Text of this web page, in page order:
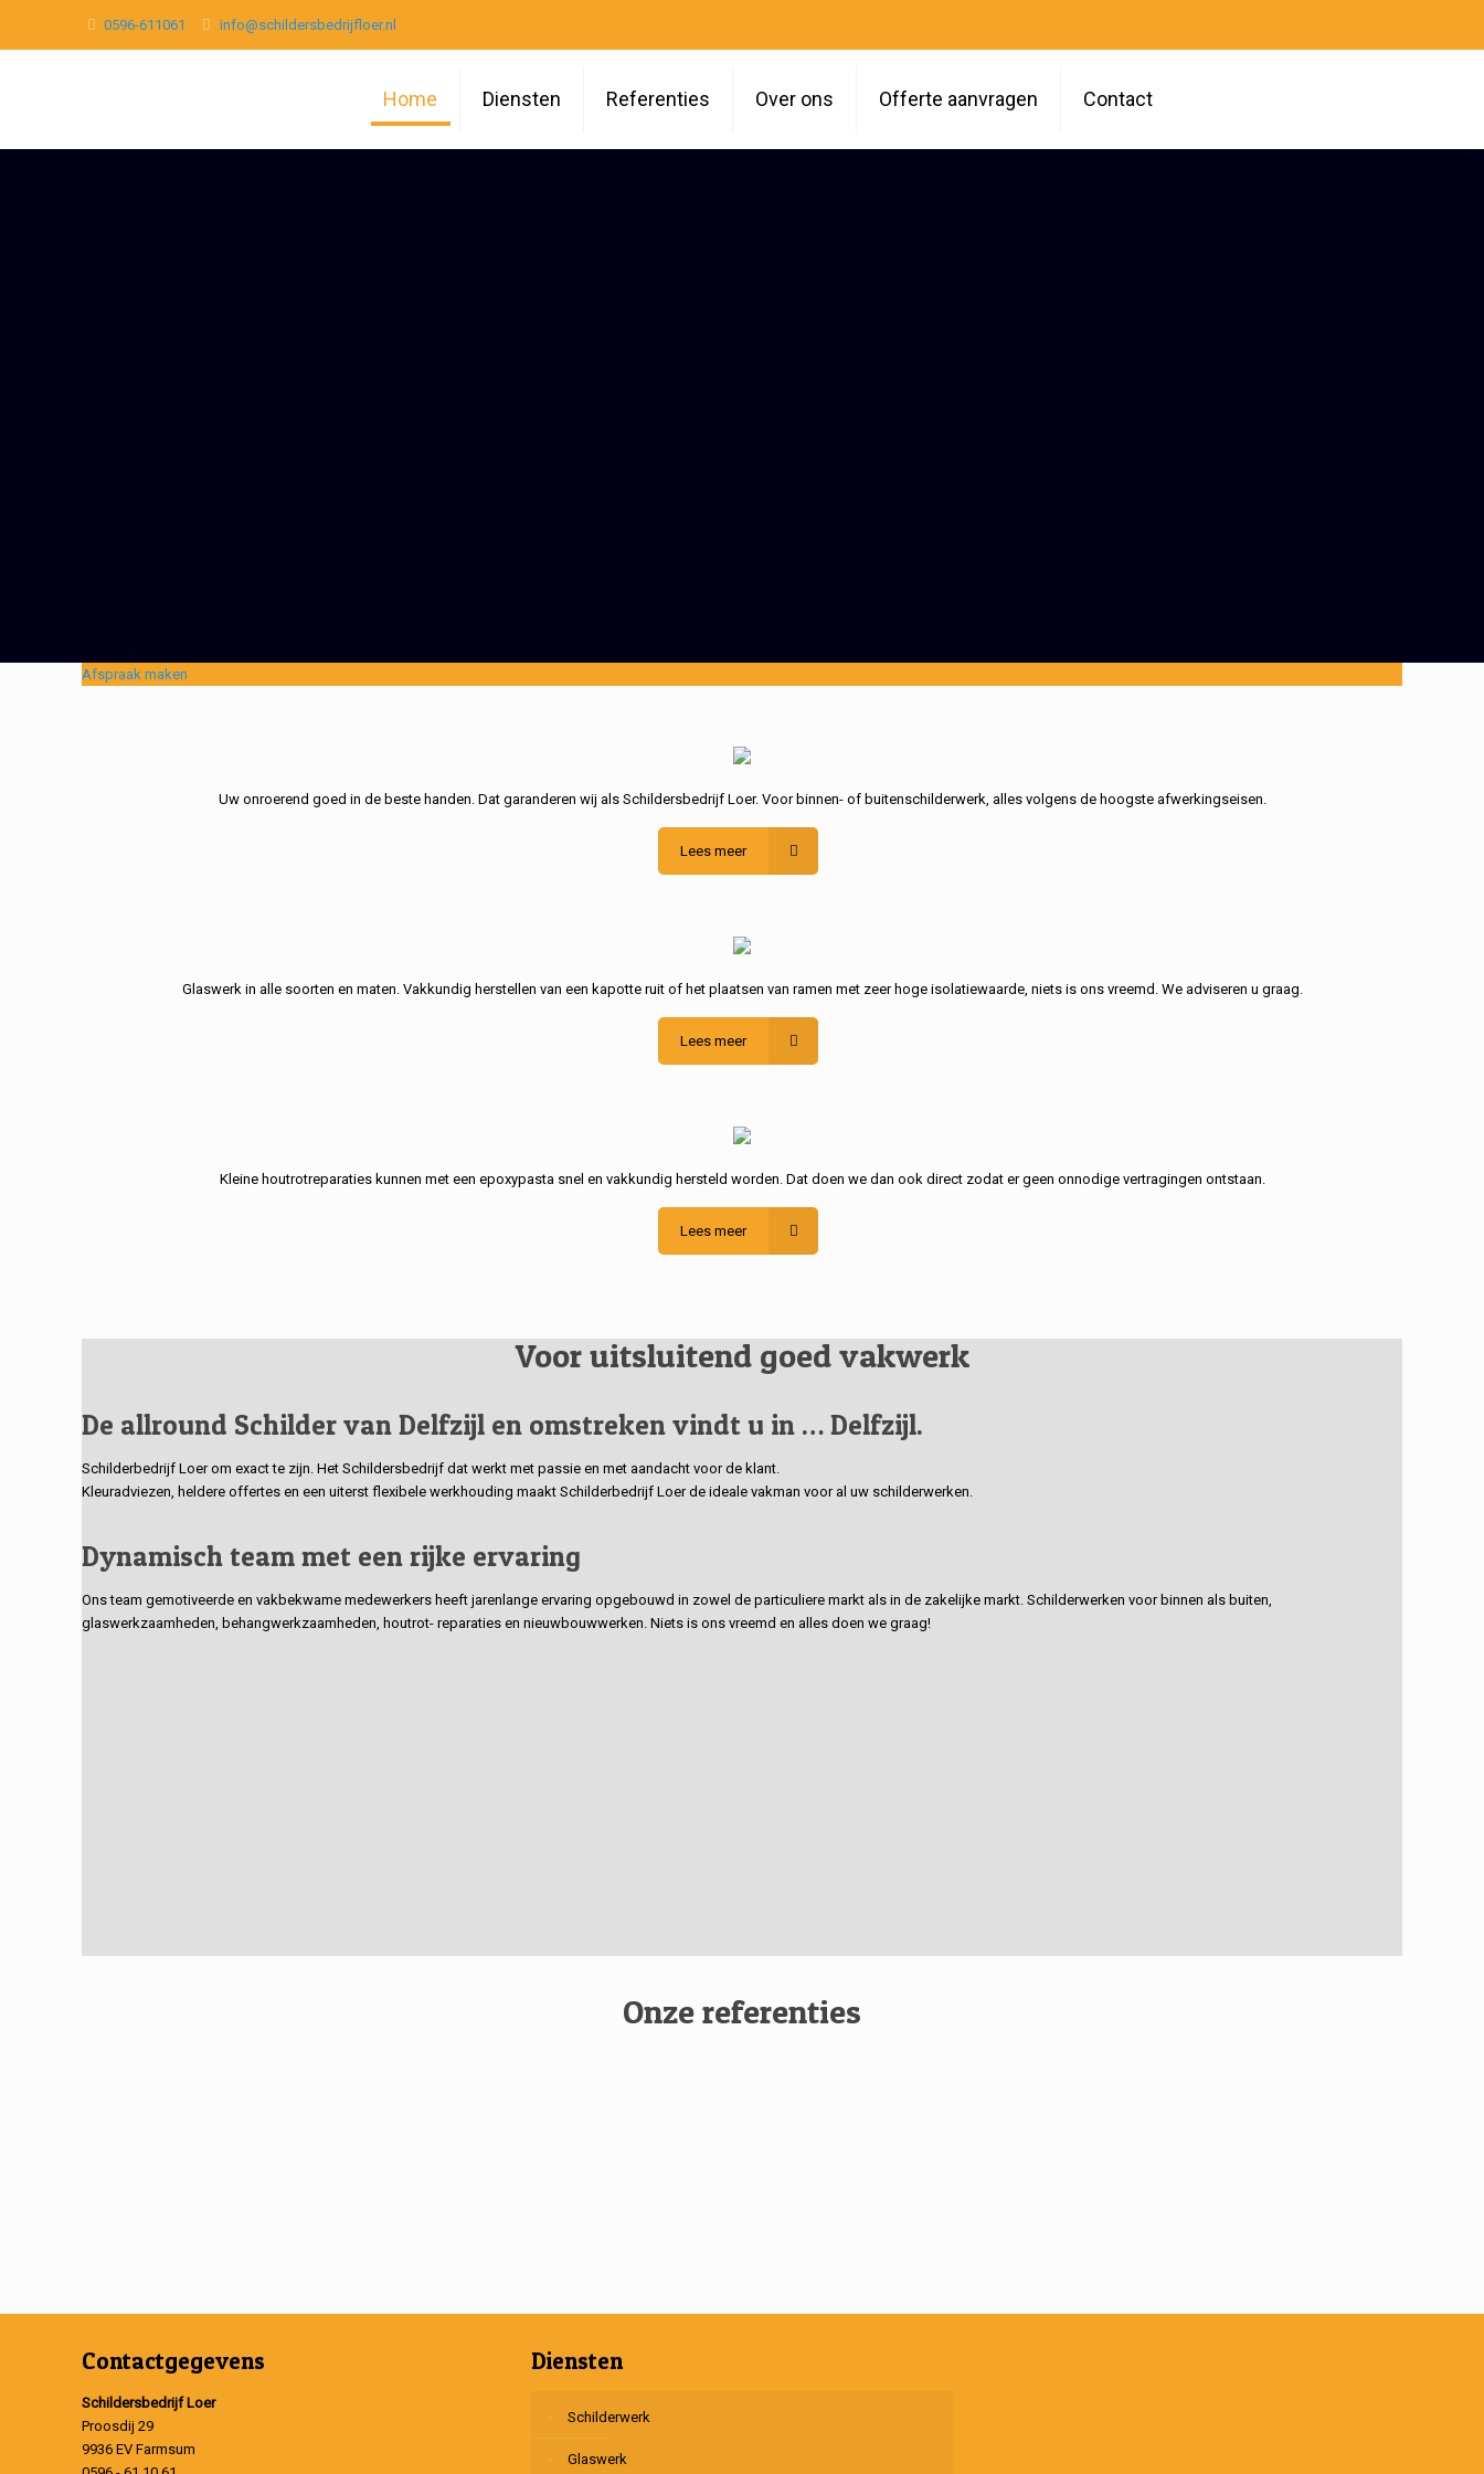
0596-611061 info@schildersbedrijfloer.nl
Home Diensten Referenties Over ons Offerte aanvragen Contact
Afspraak maken
Uw onroerend goed in de beste handen. Dat garanderen wij als Schildersbedrijf Loer. Voor binnen- of buitenschilderwerk, alles volgens de hoogste afwerkingseisen.
Lees meer
Glaswerk in alle soorten en maten. Vakkundig herstellen van een kapotte ruit of het plaatsen van ramen met zeer hoge isolatiewaarde, niets is ons vreemd. We adviseren u graag.
Lees meer
Kleine houtrotreparaties kunnen met een epoxypasta snel en vakkundig hersteld worden. Dat doen we dan ook direct zodat er geen onnodige vertragingen ontstaan.
Lees meer
Voor uitsluitend goed vakwerk
De allround Schilder van Delfzijl en omstreken vindt u in … Delfzijl.
Schilderbedrijf Loer om exact te zijn. Het Schildersbedrijf dat werkt met passie en met aandacht voor de klant.
Kleuradviezen, heldere offertes en een uiterst flexibele werkhouding maakt Schilderbedrijf Loer de ideale vakman voor al uw schilderwerken.
Dynamisch team met een rijke ervaring
Ons team gemotiveerde en vakbekwame medewerkers heeft jarenlange ervaring opgebouwd in zowel de particuliere markt als in de zakelijke markt. Schilderwerken voor binnen als buiten,
glaswerkzaamheden, behangwerkzaamheden, houtrot- reparaties en nieuwbouwwerken. Niets is ons vreemd en alles doen we graag!
Onze referenties
Contactgegevens
Schildersbedrijf Loer
Proosdij 29
9936 EV Farmsum
Diensten
Schilderwerk
Glaswerk